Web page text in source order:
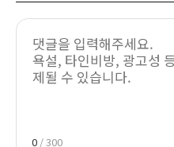
0 / 300